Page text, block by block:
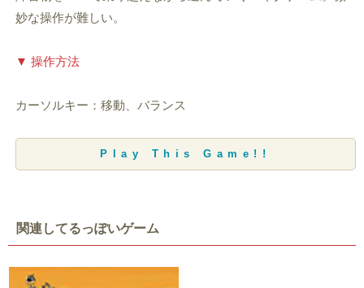
妙な操作が難しい。
▼ 操作方法
カーソルキー：移動、バランス
Play This Game!!
関連してるっぽいゲーム